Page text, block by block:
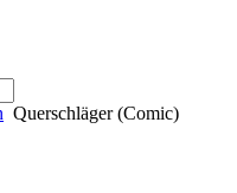
Querschläger (Comic)